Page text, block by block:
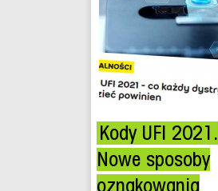
Kody UFI 2021.
Nowe sposoby
oznakowania